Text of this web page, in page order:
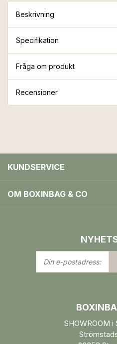
Beskrivning
Specifikation
Fråga om produkt
Recensioner
KUNDSERVICE
OM BOXINBAG & CO
Din
e-
SHOWROOM i